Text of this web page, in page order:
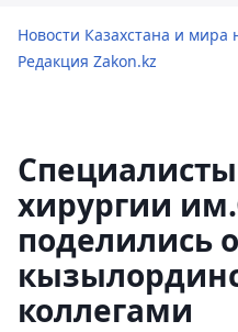
Новости Казахстана и мира
Редакция Zakon.kz
хирургии
поделились
коллегами